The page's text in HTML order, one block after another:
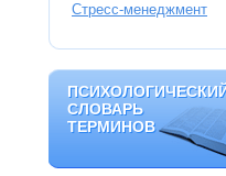
Стресс-менеджмент
СЛОВАРЬ
ТЕРМИНОВ
СЛОВАРЬ
ТЕРМИНОВ